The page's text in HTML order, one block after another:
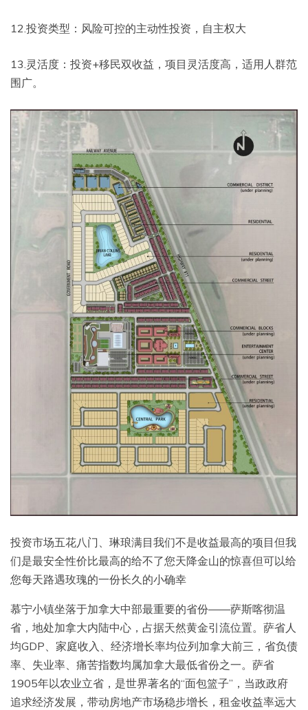
12.投资类型：风险可控的主动性投资，自主权大
13.灵活度：投资+移民双收益，项目灵活度高，适用人群范
围广。
投资市场五花八门、琳琅满目我们不是收益最高的项目但我
们是最安全性价比最高的给不了您天降金山的惊喜但可以给
您每天路遇玫瑰的一份长久的小确幸
慕宁小镇坐落于加拿大中部最重要的省份——萨斯喀彻温
省，地处加拿大内陆中心，占据天然黄金引流位置。萨省人
均GDP、家庭收入、经济增长率均位列加拿大前三，省负债
率、失业率、痛苦指数均属加拿大最低省份之一。萨省
1905年以农业立省，是世界著名的“面包篮子”，当政政府
追求经济发展，带动房地产市场稳步增长，租金收益率远大